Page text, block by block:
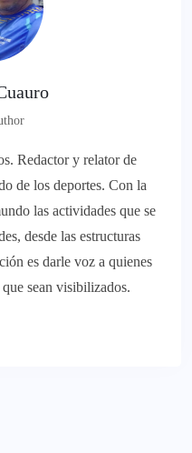
Redactor y relator de
de los deportes. Con la
las actividades que se
desde las estructuras
es darle voz a quienes
sean visibilizados.